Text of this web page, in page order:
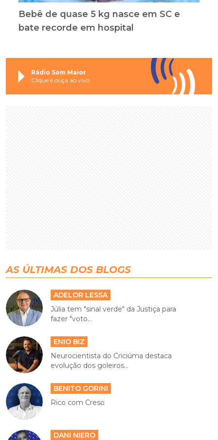
Bebê de quase 5 kg nasce em SC e
bate recorde em hospital
Rádio Som Maior
Clique e ouça ao vivo
AS ÚLTIMAS DOS BLOGS
ADELOR LESSA
Júlia tem "sinal verde" da Justiça para
fazer "voto...
ENIO BIZ
Neurocientista do Criciúma destaca
evolução dos goleiros...
BENITO GORINI
Rico com Creso
DANI NIERO